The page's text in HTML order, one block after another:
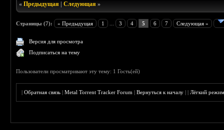
«Предыдущая |Следующая »
Страницы (7): « Предыдущая 1 3 4 5 6 7 Следующая »
Версия для просмотра
Подписаться на тему
Пользователи просматривают эту тему: 1 Гость(ей)
|Обратная связь |Metal Torrent Tracker Forum |Вернуться к началу ||Лёгкий